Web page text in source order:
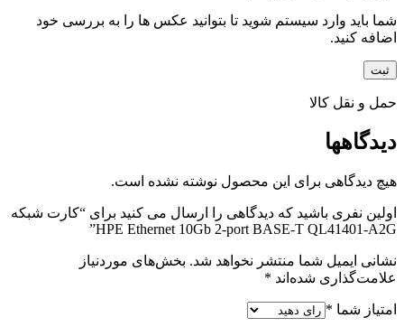
شما باید وارد سیستم شوید تا بتوانید عکس ها را به بررسی خود
اضافه کنید.
حمل و نقل کالا
دیدگاهها
هیچ دیدگاهی برای این محصول نوشته نشده است.
اولین نفری باشید که دیدگاهی را ارسال می کنید برای “کارت شبکه
HPE Ethernet 10Gb 2-port BASE-T QL41401-A2G”
نشانی ایمیل شما منتشر نخواهد شد. بخش‌های موردنیاز
علامت‌گذاری شده‌اند *
امتیاز شما *